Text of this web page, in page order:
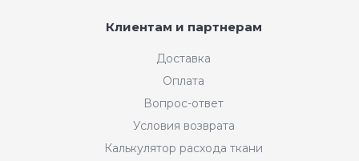
Клиентам и партнерам
Доставка
Оплата
Вопрос-ответ
Условия возврата
Калькулятор расхода ткани